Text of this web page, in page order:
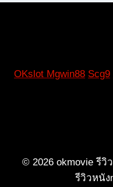
OKslot Mgwin88 Scg9
© 2026 okmovie รี
รีวิวหนัง